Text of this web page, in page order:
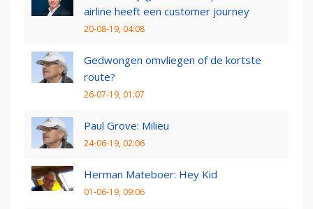
airline heeft een customer journey
20-08-19, 04:08
Gedwongen omvliegen of de kortste
route?
26-07-19, 01:07
Paul Grove: Milieu
24-06-19, 02:06
Herman Mateboer: Hey Kid
01-06-19, 09:06